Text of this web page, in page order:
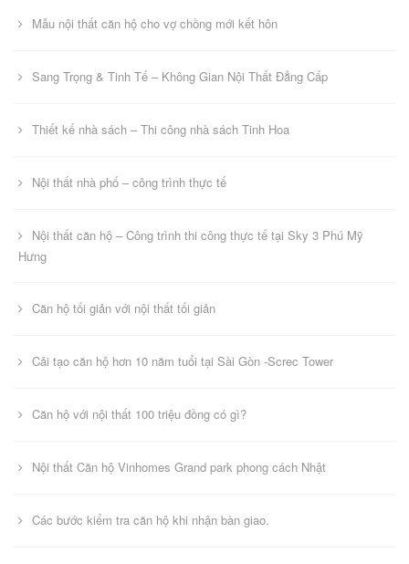
Mẫu nội thất căn hộ cho vợ chồng mới kết hôn
Sang Trọng & Tinh Tế – Không Gian Nội Thất Đẳng Cấp
Thiết kế nhà sách – Thi công nhà sách Tinh Hoa
Nội thất nhà phố – công trình thực tế
Nội thất căn hộ – Công trình thi công thực tế tại Sky 3 Phú Mỹ
Hưng
Căn hộ tối giản với nội thất tối giản
Cải tạo căn hộ hơn 10 năm tuổi tại Sài Gòn -Screc Tower
Căn hộ với nội thất 100 triệu đồng có gì?
Nội thất Căn hộ Vinhomes Grand park phong cách Nhật
Các bước kiểm tra căn hộ khi nhận bàn giao.